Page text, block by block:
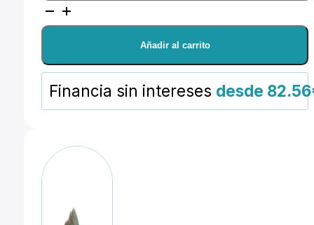
GF30mm
F3.5
R
WR
cantidad
Añadir al carrito
Financia sin intereses desde